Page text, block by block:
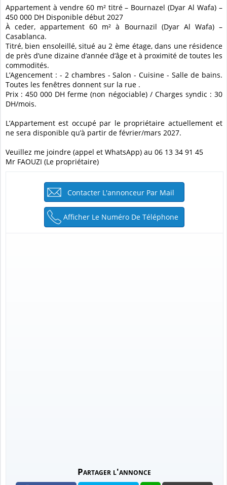
Appartement à vendre 60 m² titré – Bournazel (Dyar Al Wafa) –
450 000 DH Disponible début 2027
À ceder, appartement 60 m² à Bournazil (Dyar Al Wafa) –
Casablanca.
Titré, bien ensoleillé, situé au 2 ème étage, dans une résidence
de près d’une dizaine d’année d’âge et à proximité de toutes les
commodités.
L’Agencement : - 2 chambres - Salon - Cuisine - Salle de bains.
Toutes les fenêtres donnent sur la rue .
Prix : 450 000 DH ferme (non négociable) / Charges syndic : 30
DH/mois.
L’Appartement est occupé par le propriétaire actuellement et
ne sera disponible qu’à partir de février/mars 2027.
Veuillez me joindre (appel et WhatsApp) au 06 13 34 91 45
Mr FAOUZI (Le propriétaire)
Contacter L'annonceur Par Mail
Partager l'annonce